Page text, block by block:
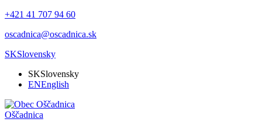
+421 41 707 94 60
oscadnica@oscadnica.sk
SKSlovensky
SKSlovensky
ENEnglish
Oščadnica